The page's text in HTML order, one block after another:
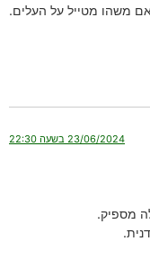
משהו מטייל על העלים.
23/06/2024 בשעה 22:30
מספיק.